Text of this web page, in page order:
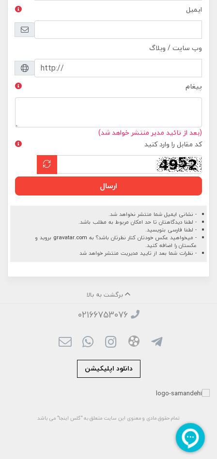
ایمیل
وب سایت / وبلاگ
پیغام
(بعد از تائید مدیر منتشر خواهد شد)
کد مقابل را وارد کنید
ارسال
- نشانی ایمیل شما منتشر نخواهد شد.
- لطفا دیدگاهتان تا حد امکان مربوط به مطلب باشد.
- لطفا فارسی بنویسید.
- میخواهید عکس خودتان کنار نظرتان باشد؟ به gravatar.com بروید و
عکستان را اضافه کنید.
- نظرات شما بعد از تایید مدیریت منتشر خواهد شد
برگشت به بالا
02166753076
دانلود اپلیکیشن
تمام حقوق مادی و معنوی این سایت متعلق به "گلس اینجا" می باشد